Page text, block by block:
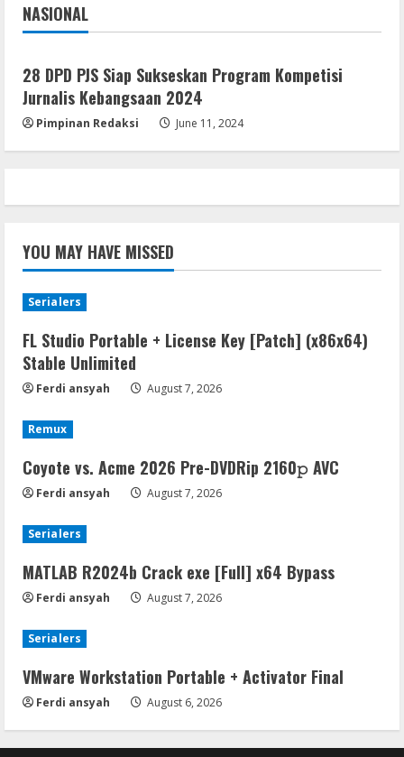
NASIONAL
Jakarta
28 DPD PJS Siap Sukseskan Program Kompetisi
Jurnalis Kebangsaan 2024
Pimpinan Redaksi June 11, 2024
YOU MAY HAVE MISSED
Serialers
FL Studio Portable + License Key [Patch] (x86x64)
Stable Unlimited
Ferdi ansyah August 7, 2026
Remux
Coyote vs. Acme 2026 Pre-DVDRip 2160𝚙 AVC
Ferdi ansyah August 7, 2026
Serialers
MATLAB R2024b Crack exe [Full] x64 Bypass
Ferdi ansyah August 7, 2026
Serialers
VMware Workstation Portable + Activator Final
Ferdi ansyah August 6, 2026